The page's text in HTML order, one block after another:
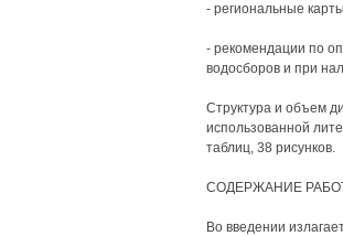
- региональные
- рекомендации по
водосборов и при
Структура и объем
использованной
таблиц, 38 рисунков.
СОДЕРЖАНИЕ
Во введении